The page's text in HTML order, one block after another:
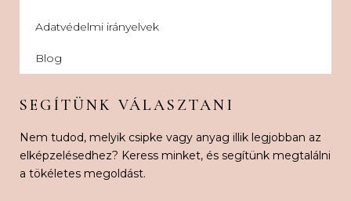
Adatvédelmi irányelvek
Blog
SEGÍTÜNK VÁLASZTANI
Nem tudod, melyik csipke vagy anyag illik legjobban az
elképzelésedhez? Keress minket, és segítünk megtalálni
a tökéletes megoldást.